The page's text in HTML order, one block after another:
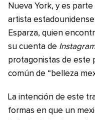
Nueva York, y es
artista
Esparza, quien
su cuenta de
protagonistas de este
común de “belleza
La intención de este
formas en que un